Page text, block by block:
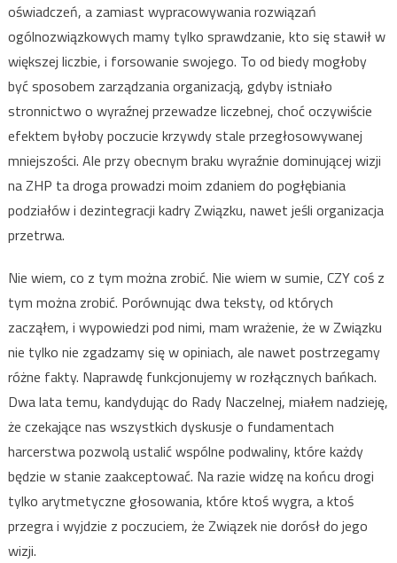
oświadczeń, a zamiast wypracowywania rozwiązań
ogólnozwiązkowych mamy tylko sprawdzanie, kto się stawił w
większej liczbie, i forsowanie swojego. To od biedy mogłoby
być sposobem zarządzania organizacją, gdyby istniało
stronnictwo o wyraźnej przewadze liczebnej, choć oczywiście
efektem byłoby poczucie krzywdy stale przegłosowywanej
mniejszości. Ale przy obecnym braku wyraźnie dominującej wizji
na ZHP ta droga prowadzi moim zdaniem do pogłębiania
podziałów i dezintegracji kadry Związku, nawet jeśli organizacja
przetrwa.
Nie wiem, co z tym można zrobić. Nie wiem w sumie, CZY coś z
tym można zrobić. Porównując dwa teksty, od których
zacząłem, i wypowiedzi pod nimi, mam wrażenie, że w Związku
nie tylko nie zgadzamy się w opiniach, ale nawet postrzegamy
różne fakty. Naprawdę funkcjonujemy w rozłącznych bańkach.
Dwa lata temu, kandydując do Rady Naczelnej, miałem nadzieję,
że czekające nas wszystkich dyskusje o fundamentach
harcerstwa pozwolą ustalić wspólne podwaliny, które każdy
będzie w stanie zaakceptować. Na razie widzę na końcu drogi
tylko arytmetyczne głosowania, które ktoś wygra, a ktoś
przegra i wyjdzie z poczuciem, że Związek nie dorósł do jego
wizji.